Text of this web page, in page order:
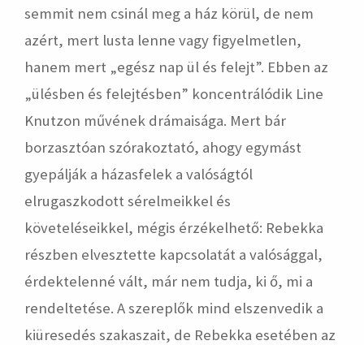
semmit nem csinál meg a ház körül, de nem
azért, mert lusta lenne vagy figyelmetlen,
hanem mert „egész nap ül és felejt”. Ebben az
„ülésben és felejtésben” koncentrálódik Line
Knutzon művének drámaisága. Mert bár
borzasztóan szórakoztató, ahogy egymást
gyepálják a házasfelek a valóságtól
elrugaszkodott sérelmeikkel és
követeléseikkel, mégis érzékelhető: Rebekka
részben elvesztette kapcsolatát a valósággal,
érdektelenné vált, már nem tudja, ki ő, mi a
rendeltetése. A szereplők mind elszenvedik a
kiüresedés szakaszait, de Rebekka esetében az